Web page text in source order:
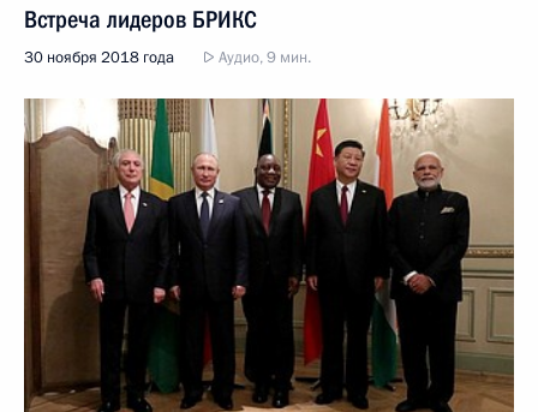
Встреча лидеров БРИКС
30 ноября 2018 года Аудио, 9 мин.